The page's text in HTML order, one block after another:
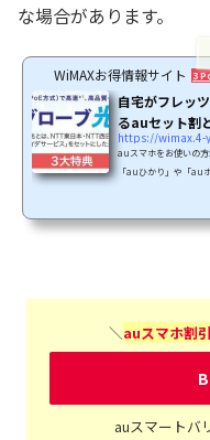
な場合があります。
WiMAXお得情報サイト 3
自宅がフレッ
るauセット割
https://wimax.4-
auスマホをお使いの
「auひかり」や「au
なったりします。フレ
＼auスマホ割
auスマートバ